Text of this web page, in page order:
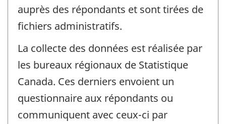
auprès des répondants et sont tirées de
fichiers administratifs.
La collecte des données est réalisée par
les bureaux régionaux de Statistique
Canada. Ces derniers envoient un
questionnaire aux répondants ou
communiquent avec ceux-ci par